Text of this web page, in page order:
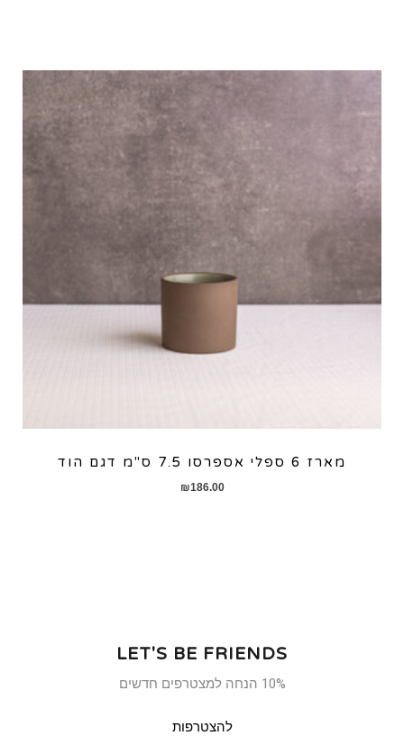
מארז 6 ספלי אספרסו 7.5 ס"מ דגם הוד
₪186.00
LET'S BE FRIENDS
10% הנחה למצטרפים חדשים
להצטרפות